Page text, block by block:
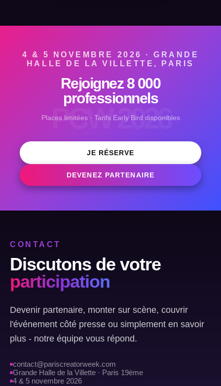
PCW 2026
4 & 5 NOVEMBRE 2026 · GRANDE
HALLE DE LA VILLETTE, PARIS
Rejoignez 8 000
professionnels
Places limitées · Tarifs Early Bird disponibles
JE RÉSERVE
DEVENEZ PARTENAIRE
CONTACT
Discutons de votre
participation
Devenir partenaire, monter sur scène, couvrir
l'événement côté presse ou simplement en savoir
plus - notre équipe vous répond.
contact@pariscreatorweek.com
Grande Halle de la Villette · Paris 19ème
4 & 5 novembre 2026